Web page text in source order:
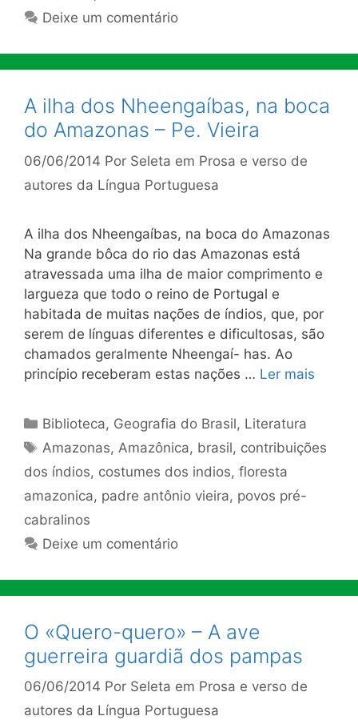
Deixe um comentário
A ilha dos Nheengaíbas, na boca
do Amazonas – Pe. Vieira
06/06/2014 Por Seleta em Prosa e verso de
autores da Língua Portuguesa
A ilha dos Nheengaíbas, na boca do Amazonas
Na grande bôca do rio das Amazonas está
atravessada uma ilha de maior comprimento e
largueza que todo o reino de Portu­gal e
habitada de muitas nações de índios, que, por
serem de lín­guas diferentes e dificultosas, são
chamados geralmente Nheengaí- has. Ao
princípio receberam estas nações … Ler mais
Categorias
Biblioteca, Geografia do Brasil, Literatura
Tags
Amazonas, Amazônica, brasil, contribuições
dos índios, costumes dos indios, floresta
amazonica, padre antônio vieira, povos pré-
cabralinos
Deixe um comentário
O «Quero-quero» – A ave
guerreira guardiã dos pampas
06/06/2014 Por Seleta em Prosa e verso de
autores da Língua Portuguesa